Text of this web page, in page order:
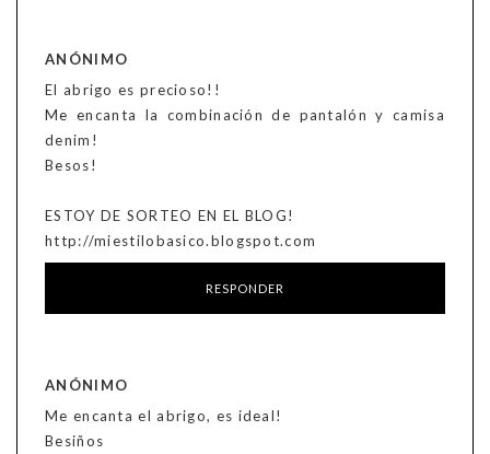
ANÓNIMO
El abrigo es precioso!!
Me encanta la combinación de pantalón y camisa
denim!
Besos!
ESTOY DE SORTEO EN EL BLOG!
http://miestilobasico.blogspot.com
RESPONDER
ANÓNIMO
Me encanta el abrigo, es ideal!
Besiños